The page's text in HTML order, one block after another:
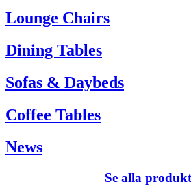
Tel. +45 66 12 14 04
info@carlhansen.dk
Lounge Chairs
Dining Tables
Sofas & Daybeds
Coffee Tables
News
Se alla